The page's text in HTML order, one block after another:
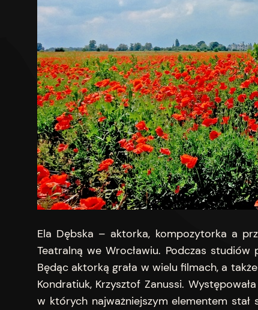
Ela Dębska – aktorka, kompozytorka a
Teatralną we Wrocławiu. Podczas
Będąc aktorką grała w wielu filmach, a
Kondratiuk, Krzysztof Zanussi.
w których najważniejszym elementem